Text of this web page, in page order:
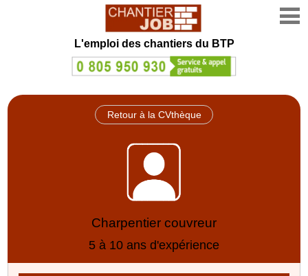
L'emploi des chantiers du BTP
Retour à la CVthèque
Charpentier couvreur
5 à 10 ans d'expérience